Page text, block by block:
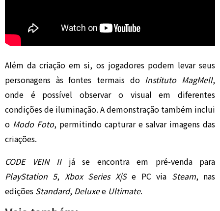
Além da criação em si, os jogadores podem levar seus
personagens às fontes termais do Instituto MagMell,
onde é possível observar o visual em diferentes
condições de iluminação. A demonstração também inclui
o Modo Foto, permitindo capturar e salvar imagens das
criações.
CODE VEIN IIjá se encontra em pré-venda para
PlayStation 5, Xbox Series X|Se PC via Steam, nas
edições Standard, Deluxee Ultimate.